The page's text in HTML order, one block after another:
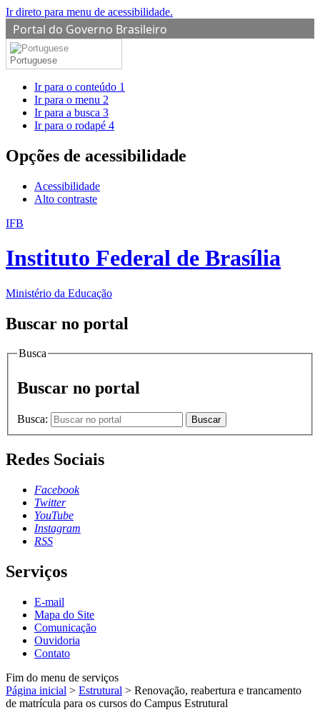
Ir direto para menu de acessibilidade.
Portal do Governo Brasileiro
Portuguese
Ir para o conteúdo 1
Ir para o menu 2
Ir para a busca 3
Ir para o rodapé 4
Opções de acessibilidade
Acessibilidade
Alto contraste
IFB
Instituto Federal de Brasília
Ministério da Educação
Buscar no portal
Busca
Buscar no portal
Busca: Buscar
Redes Sociais
Facebook
Twitter
YouTube
Instagram
RSS
Serviços
E-mail
Mapa do Site
Comunicação
Ouvidoria
Contato
Fim do menu de serviços
Página inicial > Estrutural > Renovação, reabertura e trancamento
de matrícula para os cursos do Campus Estrutural